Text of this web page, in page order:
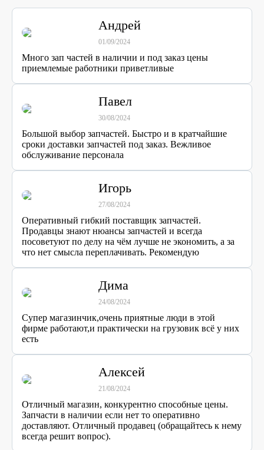
Андрей
01/09/2024
Много зап частей в наличии и под заказ цены
приемлемые работники приветливые
Павел
30/08/2024
Большой выбор запчастей. Быстро и в кратчайшие
сроки доставки запчастей под заказ. Вежливое
обслуживание персонала
Игорь
27/08/2024
Оперативный гибкий поставщик запчастей.
Продавцы знают нюансы запчастей и всегда
посоветуют по делу на чём лучше не экономить, а за
что нет смысла переплачивать. Рекомендую
Дима
24/08/2024
Супер магазинчик,очень приятные люди в этой
фирме работают,и практически на грузовик всё у них
есть
Алексей
21/08/2024
Отличный магазин, конкурентно способные цены.
Запчасти в наличии если нет то оперативно
доставляют. Отличный продавец (обращайтесь к нему
всегда решит вопрос).